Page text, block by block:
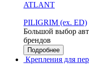
ATLANT
PILIGRIM (ex. ED)
Большой выбор
брендов
Подробнее
Крепления для